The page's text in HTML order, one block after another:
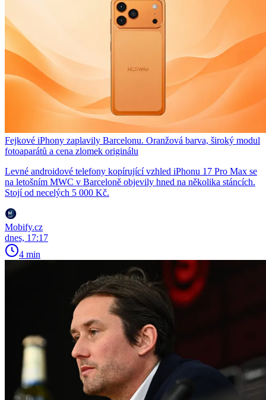
Fejkové iPhony zaplavily Barcelonu. Oranžová barva, široký modul
fotoaparátů a cena zlomek originálu
Levné androidové telefony kopírující vzhled iPhonu 17 Pro Max se
na letošním MWC v Barceloně objevily hned na několika stáncích.
Stojí od necelých 5 000 Kč.
Mobify.cz
dnes, 17:17
4 min